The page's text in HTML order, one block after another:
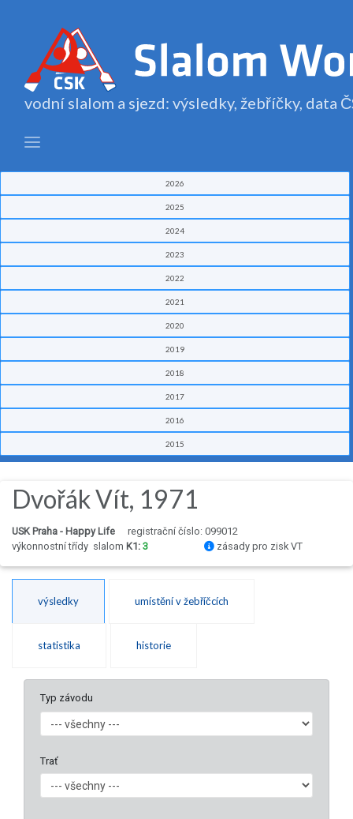
vodní slalom a sjezd: výsledky, žebříčky, data
2026
2025
2024
2023
2022
2021
2020
2019
2018
2017
2016
2015
Dvořák Vít, 1971
USK Praha - Happy Life
registrační číslo: 099012
výkonnostní třídy slalom K1: 3 zásady pro zisk VT
výsledky umístění v žebříčcích
statistika historie
Typ závodu
Trať